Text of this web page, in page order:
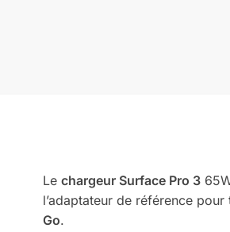
Le chargeur Surface Pro 3
l’adaptateur de référence
Go.